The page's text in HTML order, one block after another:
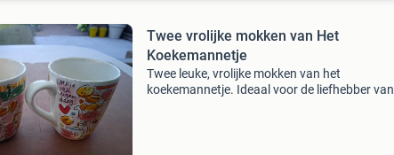
Twee vrolijke mokken van Het
Koekemannetje
Twee leuke, vrolijke mokken van het
koekemannetje. Ideaal voor de liefhebber van